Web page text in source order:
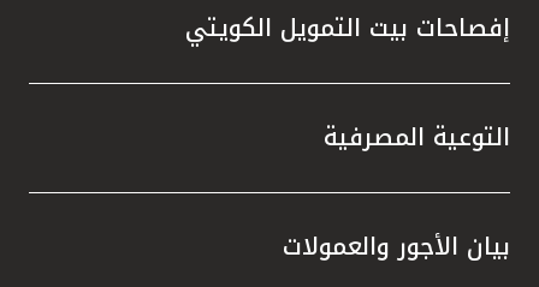
إفصاحات بيت التمويل الكويتي
التوعية المصرفية
بيان الأجور والعمولات